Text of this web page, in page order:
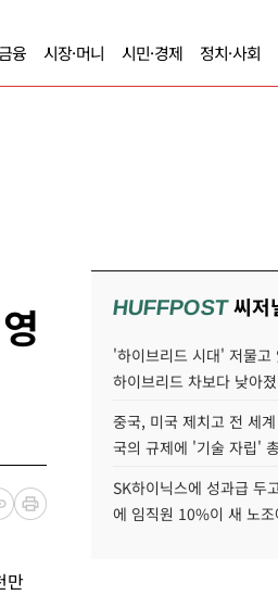
융 시장·머니 시민·경제 정치·사회
만
HUFFPOST씨저
'하이브리드 시대' 저물고
하이브리드 차보다 낮아
중국, 미국 제치고 전 세
국의 규제에 '기술 자립'
SK하이닉스에 성과급 두
에 임직원 10%이 새 노